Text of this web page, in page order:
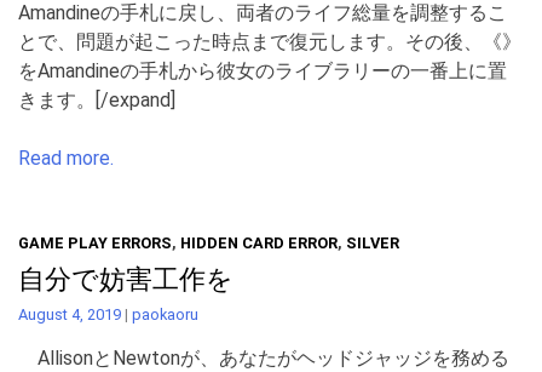
Amandineの手札に戻し、両者のライフ総量を調整するこ
とで、問題が起こった時点まで復元します。その後、《》
をAmandineの手札から彼女のライブラリーの一番上に置
きます。[/expand]
Read more.
GAME PLAY ERRORS, HIDDEN CARD ERROR, SILVER
自分で妨害工作を
August 4, 2019 | paokaoru
AllisonとNewtonが、あなたがヘッドジャッジを務める